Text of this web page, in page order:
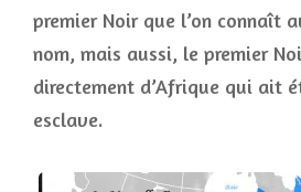
premier Noir que l’on connaît
nom, mais aussi, le premier
directement d’Afrique qui ait
esclave.